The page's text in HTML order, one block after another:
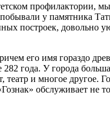
профилактории,
у памятника
построек, довольно
его имя гораздо
года. У города
театр и многое
обслуживает не